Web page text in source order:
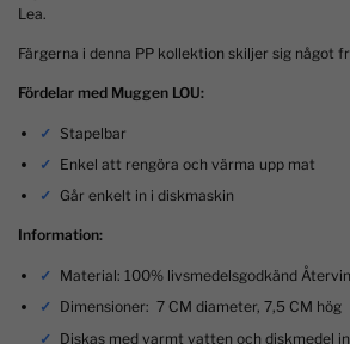
Lea.
Färgerna i denna PP kollektion skiljer sig något
Fördelar med Muggen LOU:
Stapelbar
Enkel att rengöra och värma upp mat
Går enkelt in i diskmaskin
Information:
Material: 100% livsmedelsgodkänd
Dimensioner: 7 CM diameter, 7,5 CM hög
Diskas med varmt vatten och diskmedel